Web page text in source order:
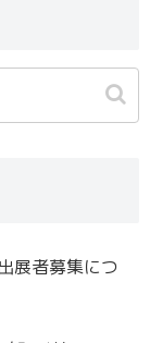
展者募集につ